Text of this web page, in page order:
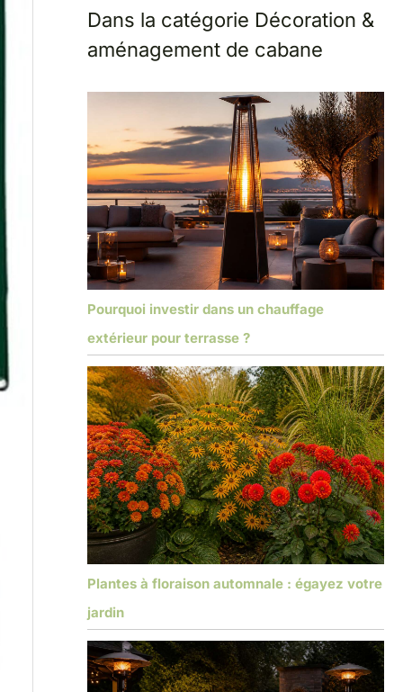
Dans la catégorie Décoration &
aménagement de cabane
Pourquoi investir dans un chauffage
extérieur pour terrasse ?
Plantes à floraison automnale : égayez votre
jardin